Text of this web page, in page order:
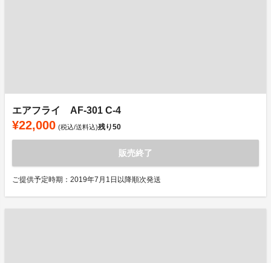
エアフライ AF-301 C-4
¥22,000 (税込/送料込)残り50
販売終了
ご提供予定時期：2019年7月1日以降順次発送